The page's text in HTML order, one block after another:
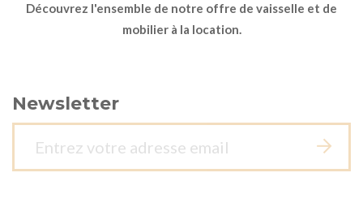
Découvrez l'ensemble de notre offre de vaisselle et de
mobilier à la location.
Newsletter